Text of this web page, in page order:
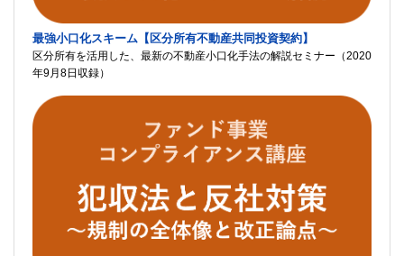
最強小口化スキーム【区分所有不動産共同投資契約】
区分所有を活用した、最新の不動産小口化手法の解説セミナー（2020
年9月8日収録）